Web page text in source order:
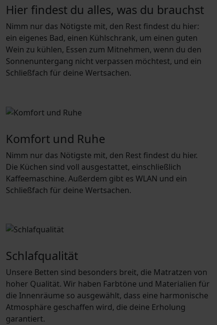
Hier findest du alles, was du brauchst
Nimm nur das Nötigste mit, den Rest findest du hier:
ein eigenes Bad, einen Kühlschrank, um einen guten
Wein zu kühlen, Essen zum Mitnehmen, wenn du den
Sonnenuntergang nicht verpassen möchtest, und ein
Schließfach für deine Wertsachen.
Komfort und Ruhe
Nimm nur das Nötigste mit, den Rest findest du hier.
Die Küchen sind voll ausgestattet, einschließlich
Kaffeemaschine. Außerdem gibt es WLAN und ein
Schließfach für deine Wertsachen.
Schlafqualität
Unsere Betten sind besonders breit, die Matratzen von
hoher Qualität. Wir haben Farbtöne und Materialien für
die Innenräume so ausgewählt, dass eine harmonische
Atmosphäre geschaffen wird, die deine Erholung
garantiert.